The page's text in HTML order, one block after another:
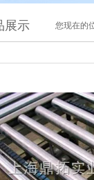
展示 您现在的